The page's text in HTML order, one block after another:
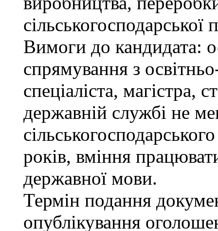
сільськогосподарської
Вимоги до кандидата:
спрямування з
спеціаліста, магістра,
державній службі не
років, вміння
державної мови.
Термін подання
опублікування